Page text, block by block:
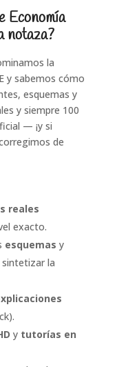
Economía
notaza?
la
y sabemos cómo
esquemas y
y siempre 100
— ¡y si
de
reales
exacto.
esquemas y
la
y tutorías en